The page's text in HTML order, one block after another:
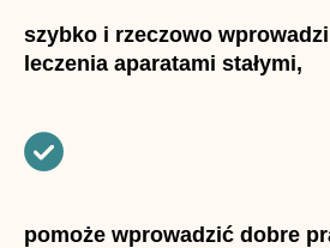
szybko i rzeczowo
leczenia aparatami stałymi,
pomoże wprowadzić dobre